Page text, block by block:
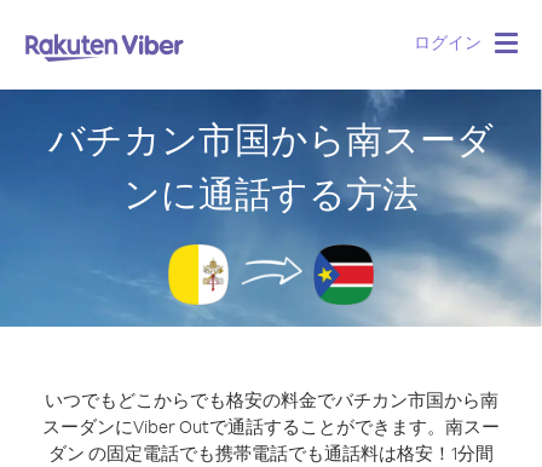
ログイン
バチカン市国から南スーダ
ンに通話する方法
いつでもどこからでも格安の料金でバチカン市国から南
スーダンにViber Outで通話することができます。 南スー
ダン の固定電話でも携帯電話でも通話料は格安！1分間